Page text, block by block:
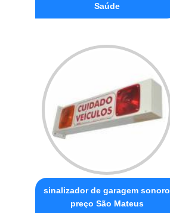
Saúde
sinalizador de garagem sonoro
preço São Mateus